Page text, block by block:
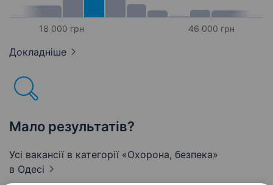
18 000 грн 46 000 грн
Докладніше
Мало результатів?
Усі вакансії в категорії «Охорона, безпека»
в Одесі